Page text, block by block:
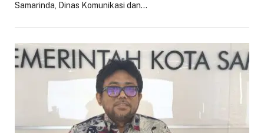
Samarinda, Dinas Komunikasi dan…